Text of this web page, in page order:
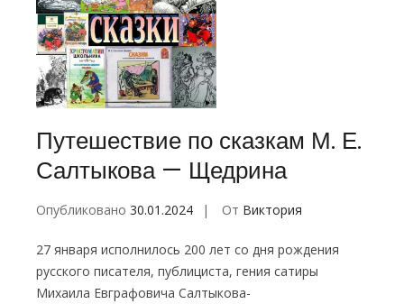
Путешествие по сказкам М. Е.
Салтыкова — Щедрина
Опубликовано 30.01.2024 От Виктория
27 января исполнилось 200 лет со дня рождения
русского писателя, публициста, гения сатиры
Михаила Евграфовича Салтыкова-